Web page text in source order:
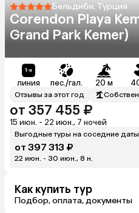
Бельдиби, Турция
Corendon Playa
Grand Park Kemer)
линия пес./гал. 20 м
Отзывы за этот год
от 357 455 ₽
15 июн. - 22 июн., 7 ночей
Выгодные туры на соседние даты
от 397 313 ₽
22 июн. - 30 июн., 8 н.
Как купить тур
Подбор, оплата, документы